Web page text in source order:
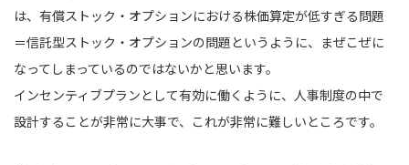
は、有償ストック・オプションにおける株価算定が低すぎる問題
＝信託型ストック・オプションの問題というように、まぜこぜに
なってしまっているのではないかと思います。
インセンティブプランとして有効に働くように、人事制度の中で
設計することが非常に大事で、これが非常に難しいところです。